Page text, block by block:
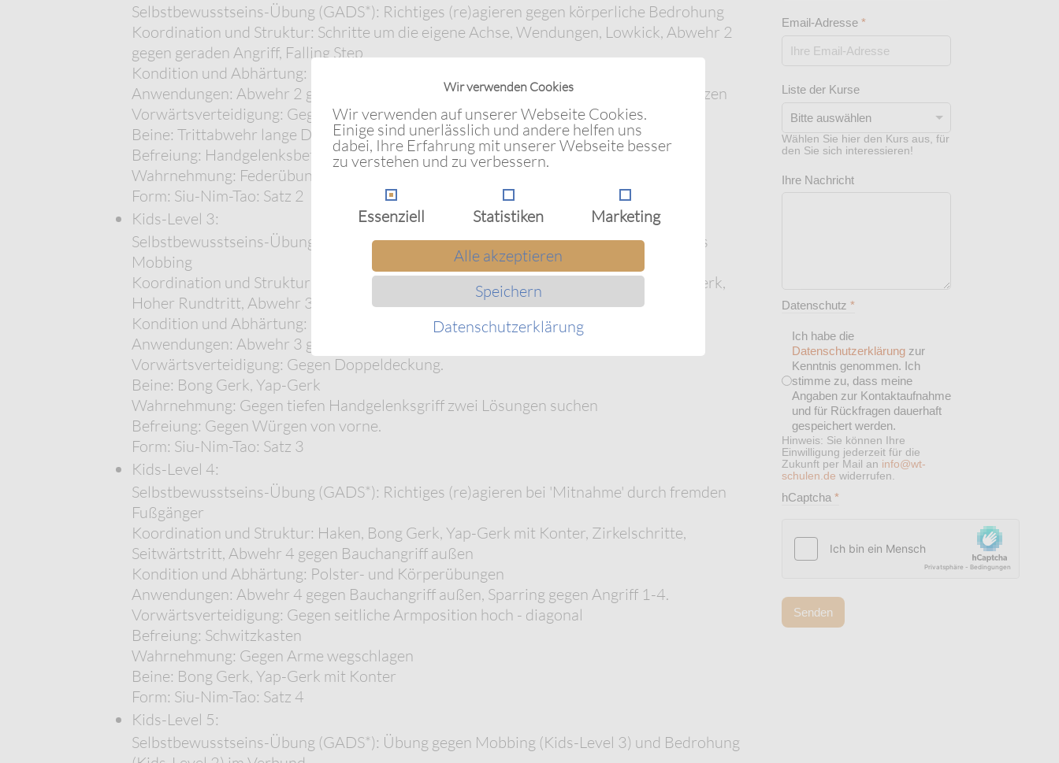
Wir verwenden Cookies
Wir verwenden auf unserer Webseite Cookies.
Einige sind unerlässlich und andere helfen uns
dabei, Ihre Erfahrung mit unserer Webseite besser
zu verstehen und zu verbessern.
Essenziell Statistiken
Marketing
Alle akzeptieren
Speichern
Datenschutzerklärung
Selbstbewusstseins-Übung (GADS*): Richtiges (re)agieren gegen körperliche Bedrohung
Koordination und Struktur: Schritte um die eigene Achse, Wendungen, Lowkick, Abwehr 2
gegen geraden Angriff, Falling Step
Kondition und Abhärtung: Polster- und Körperübungen
Anwendungen: Abwehr 2 gegen geraden Angriff, Sparring gegen Angriff 1 und 2, Kreuzen
Vorwärtsverteidigung: Gegen Angriffspositionen 2.
Beine: Trittabwehr lange Distanz
Befreiung: Handgelenksbefreiung vor den Schultern.
Wahrnehmung: Federübung Körper
Form: Siu-Nim-Tao: Satz 2
Kids-Level 3:
Selbstbewusstseins-Übung (GADS*): Richtiges (re)agieren gegen Ärgern bzw. direktes
Mobbing
Koordination und Struktur: Kettenfaust- und Handflächenstöße, Bong-Gerk & Yap-Gerk,
Hoher Rundtritt, Abwehr 3 gegen Bauchangriff
Kondition und Abhärtung: Polster- und Körperübungen
Anwendungen: Abwehr 3 gegen Bauchangriff, Sparring gegen Angriff 1, 2 und 3.
Vorwärtsverteidigung: Gegen Doppeldeckung.
Beine: Bong Gerk, Yap-Gerk
Wahrnehmung: Gegen tiefen Handgelenksgriff zwei Lösungen suchen
Befreiung: Gegen Würgen von vorne.
Form: Siu-Nim-Tao: Satz 3
Kids-Level 4:
Selbstbewusstseins-Übung (GADS*): Richtiges (re)agieren bei 'Mitnahme' durch fremden
Fußgänger
Koordination und Struktur: Haken, Bong Gerk, Yap-Gerk mit Konter, Zirkelschritte,
Seitwärtstritt, Abwehr 4 gegen Bauchangriff außen
Kondition und Abhärtung: Polster- und Körperübungen
Anwendungen: Abwehr 4 gegen Bauchangriff außen, Sparring gegen Angriff 1-4.
Vorwärtsverteidigung: Gegen seitliche Armposition hoch - diagonal
Befreiung: Schwitzkasten
Wahrnehmung: Gegen Arme wegschlagen
Beine: Bong Gerk, Yap-Gerk mit Konter
Form: Siu-Nim-Tao: Satz 4
Kids-Level 5:
Selbstbewusstseins-Übung (GADS*): Übung gegen Mobbing (Kids-Level 3) und Bedrohung
Email-Adresse *
Liste der Kurse
Wählen Sie hier den Kurs aus, für
den Sie sich interessieren!
Ihre Nachricht
Datenschutz *
Ich habe die
Datenschutzerklärung zur
Kenntnis genommen. Ich
stimme zu, dass meine
Angaben zur Kontaktaufnahme
und für Rückfragen dauerhaft
gespeichert werden.
Hinweis: Sie können Ihre
Einwilligung jederzeit für die
Zukunft per Mail an info@wt-
schulen.de widerrufen.
hCaptcha *
Senden